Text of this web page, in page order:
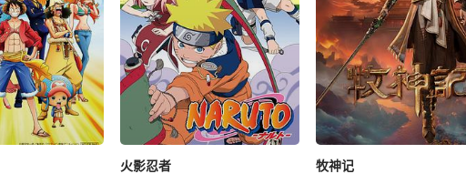
火影忍者
牧神记